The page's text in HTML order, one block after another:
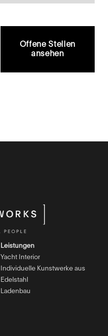
Offene Stellen
ansehen
Leistungen
Yacht Interior
Individuelle Kunstwerke aus
Edelstahl
Ladenbau